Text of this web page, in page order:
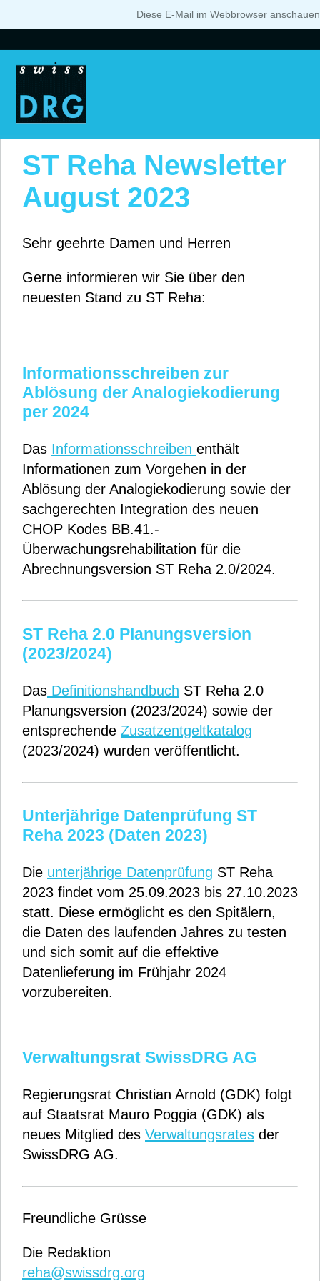
Diese E-Mail im Webbrowser anschauen
ST Reha Newsletter
August 2023
Sehr geehrte Damen und Herren
Gerne informieren wir Sie über den
neuesten Stand zu ST Reha:
Informationsschreiben zur
Ablösung der Analogiekodierung
per 2024
Das Informationsschreiben enthält
Informationen zum Vorgehen in der
Ablösung der Analogiekodierung sowie der
sachgerechten Integration des neuen
CHOP Kodes BB.41.-
Überwachungsrehabilitation für die
Abrechnungsversion ST Reha 2.0/2024.
ST Reha 2.0 Planungsversion
(2023/2024)
Das Definitionshandbuch ST Reha 2.0
Planungsversion (2023/2024) sowie der
entsprechende Zusatzentgeltkatalog
(2023/2024) wurden veröffentlicht.
Unterjährige Datenprüfung ST
Reha 2023 (Daten 2023)
Die unterjährige Datenprüfung ST Reha
2023 findet vom 25.09.2023 bis 27.10.2023
statt. Diese ermöglicht es den Spitälern,
die Daten des laufenden Jahres zu testen
und sich somit auf die effektive
Datenlieferung im Frühjahr 2024
vorzubereiten.
Verwaltungsrat SwissDRG AG
Regierungsrat Christian Arnold (GDK) folgt
auf Staatsrat Mauro Poggia (GDK) als
neues Mitglied des Verwaltungsrates der
SwissDRG AG.
Freundliche Grüsse
Die Redaktion
reha@swissdrg.org